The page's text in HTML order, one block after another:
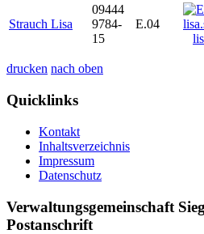
Strauch Lisa
09444
9784-
15
E.04
drucken nach oben
Quicklinks
Kontakt
Inhaltsverzeichnis
Impressum
Datenschutz
Verwaltungsgemeinschaft
Postanschrift